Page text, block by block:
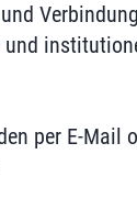
per E-Mail